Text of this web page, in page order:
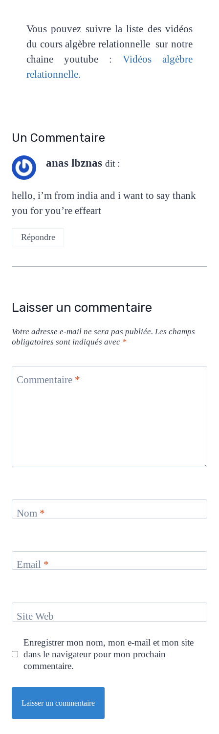
Vous pouvez suivre la liste des vidéos
du cours algèbre relationnelle sur notre
chaine youtube : Vidéos algèbre
relationnelle.
Un Commentaire
anas lbznas dit :
hello, i’m from india and i want to say thank
you for you’re effeart
Répondre
Laisser un commentaire
Votre adresse e-mail ne sera pas publiée. Les champs
obligatoires sont indiqués avec *
Commentaire *
Nom *
Email *
Site Web
Enregistrer mon nom, mon e-mail et mon site
dans le navigateur pour mon prochain
commentaire.